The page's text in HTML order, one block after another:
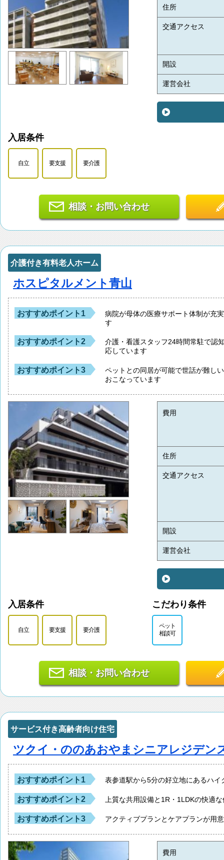
住所
交通アクセス
開設
運営会社
入居条件
自立 要支援 要介護
相談・お問い合わせ
介護付き有料老人ホーム
ホスピタルメント青山
おすすめポイント1
病院が母体の医療サポート体制が充
す
おすすめポイント2
介護・看護スタッフ24時間常駐で認
応しています
おすすめポイント3
ペットとの同居が可能で世話が難し
おこなっています
費用
住所
交通アクセス
開設
運営会社
入居条件
自立 要支援 要介護
こだわり条件
ペット
相談可
相談・お問い合わせ
サービス付き高齢者向け住宅
ツクイ・ののあおやまシニアレジデン
おすすめポイント1 表参道駅から5分の好立地にあるハイ
おすすめポイント2 上質な共用設備と1R・1LDKの快適
おすすめポイント3 アクティブプランとケアプランが用
費用